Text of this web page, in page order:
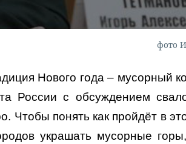
фото
Нового года – мусорный
России с обсуждением
Чтобы понять как пройдёт в
украшать мусорные